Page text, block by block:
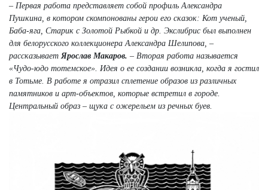
– Первая работа представляет собой профиль Александра
Пушкина, в котором скомпонованы герои его сказок: Кот ученый,
Баба-яга, Старик с Золотой Рыбкой и др. Экслибрис был выполнен
для белорусского коллекционера Александра Шелипова, –
рассказывает Ярослав Макаров. – Вторая работа называется
«Чудо-юдо тотемское». Идея о ее создании возникла, когда я гостил
в Тотьме. В работе я отразил сплетение образов из различных
памятников и арт-объектов, которые встретил в городе.
Центральный образ – щука с ожерельем из речных буев.